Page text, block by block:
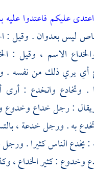
عليكم فاعتدوا عليه
ليس بعدوان . وقيل :
الاسم ، وقيل :
أي يري ذلك من نفسه .
وتخادع وانخدع : أرى
: رجل خداع وخدوع
به . ورجل خدعة ،
: يخدع الناس كثيرا .
وخدوع : كثير الخداع ،